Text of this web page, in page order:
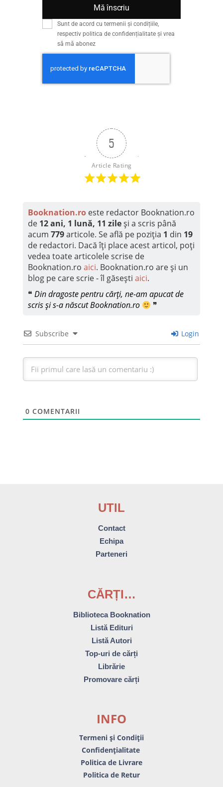
Mă înscriu
Sunt de acord cu termenii și condițiile,
respectiv politica de confidențialitate și vrea
să mă abonez
5
Article Rating
Booknation.roeste redactor Booknation.ro
de 12 ani, 1 lună, 11 zileși a scris până
acum 779articole. Se află pe poziția 1 din 19
de redactori. Dacă îți place acest articol, poți
vedea toate articolele scrise de
Booknation.ro aici. Booknation.ro are și un
blog pe care scrie - îl găsești aici.
❝ Din dragoste pentru cărți, ne-am apucat de
scris și s-a născut Booknation.ro
❞
Subscribe Login
0 COMENTARII
UTIL
Contact
Echipa
Parteneri
CĂRȚI…
Biblioteca Booknation
Listă Edituri
Listă Autori
Top-uri de cărți
Librărie
Promovare cărți
INFO
Termeni și Condiții
Confidențialitate
Politica de Livrare
Politica de Retur